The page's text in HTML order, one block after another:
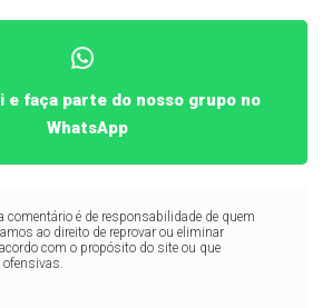
e faça parte do nosso grupo no
WhatsApp
comentário é de responsabilidade de quem
ao direito de reprovar ou eliminar
com o propósito do site ou que